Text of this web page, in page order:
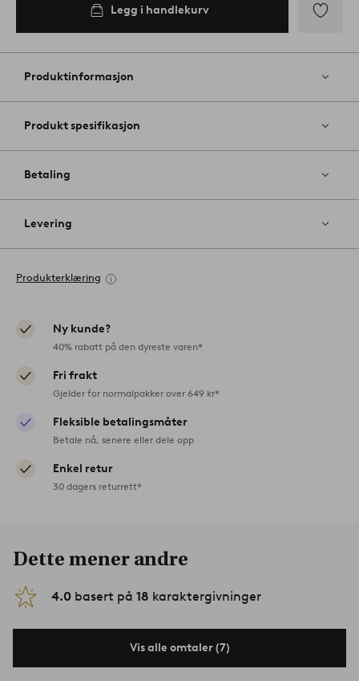
Legg i handlekurv
til
Produktinformasjon
Produkt spesifikasjon
Betaling
Levering
Produkterklæring
Ny kunde?
40% rabatt på den dyreste varen*
Fri frakt
Gjelder for normalpakker over 649 kr*
Fleksible betalingsmåter
Betale nå, senere eller dele opp
Enkel retur
30 dagers returrett*
Dette mener andre
4.0 basert på 18 karaktergivninger
Vis alle omtaler (7)